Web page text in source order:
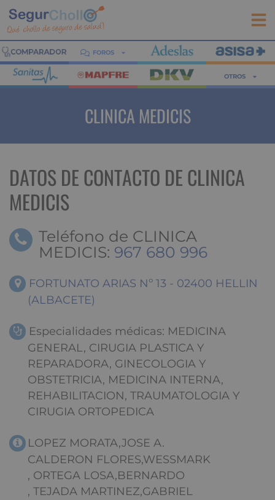
FOROS
OTROS
CLINICA MEDICIS
DATOS DE CONTACTO DE CLINICA
MEDICIS
Teléfono de CLINICA
MEDICIS: 967 680 996
FORTUNATO ARIAS Nº 13 - 02400 HELLIN
(ALBACETE)
Especialidades médicas: MEDICINA
GENERAL, CIRUGIA PLASTICA Y
REPARADORA, GINECOLOGIA Y
OBSTETRICIA, MEDICINA INTERNA,
REHABILITACION, TRAUMATOLOGIA Y
CIRUGIA ORTOPEDICA
LOPEZ MORATA,JOSE A.
CALDERON FLORES,WESSMARK
, ORTEGA LOSA,BERNARDO
, TEJADA MARTINEZ,GABRIEL